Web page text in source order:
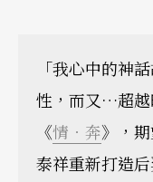
「我心中的神
性，而又…超越
《情．奔》，
泰祥重新打造